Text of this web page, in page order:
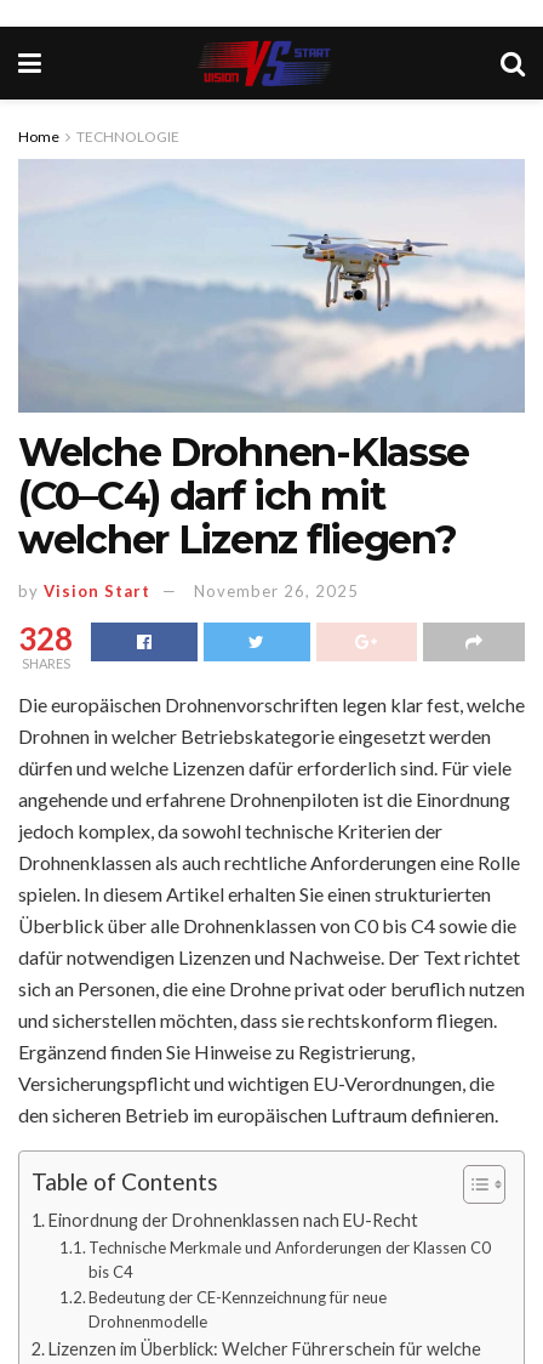
Home TECHNOLOGIE
Welche Drohnen-Klasse
(C0–C4) darf ich mit
welcher Lizenz fliegen?
by Vision Start November 26, 2025
328
SHARES
Die europäischen Drohnenvorschriften legen klar fest, welche
Drohnen in welcher Betriebskategorie eingesetzt werden
dürfen und welche Lizenzen dafür erforderlich sind. Für viele
angehende und erfahrene Drohnenpiloten ist die Einordnung
jedoch komplex, da sowohl technische Kriterien der
Drohnenklassen als auch rechtliche Anforderungen eine Rolle
spielen. In diesem Artikel erhalten Sie einen strukturierten
Überblick über alle Drohnenklassen von C0 bis C4 sowie die
dafür notwendigen Lizenzen und Nachweise. Der Text richtet
sich an Personen, die eine Drohne privat oder beruflich nutzen
und sicherstellen möchten, dass sie rechtskonform fliegen.
Ergänzend finden Sie Hinweise zu Registrierung,
Versicherungspflicht und wichtigen EU-Verordnungen, die
den sicheren Betrieb im europäischen Luftraum definieren.
Table of Contents
Einordnung der Drohnenklassen nach EU-Recht
Technische Merkmale und Anforderungen der Klassen C0
bis C4
Bedeutung der CE-Kennzeichnung für neue
Drohnenmodelle
Lizenzen im Überblick: Welcher Führerschein für welche